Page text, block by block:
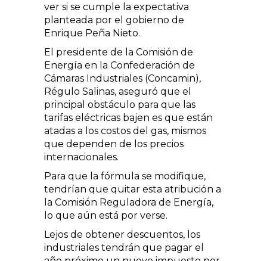
ver si se cumple la expectativa
planteada por el gobierno de
Enrique Peña Nieto.
El presidente de la Comisión de
Energía en la Confederación de
Cámaras Industriales (Concamin),
Régulo Salinas, aseguró que el
principal obstáculo para que las
tarifas eléctricas bajen es que están
atadas a los costos del gas, mismos
que dependen de los precios
internacionales.
Para que la fórmula se modifique,
tendrían que quitar esta atribución a
la Comisión Reguladora de Energía,
lo que aún está por verse.
Lejos de obtener descuentos, los
industriales tendrán que pagar el